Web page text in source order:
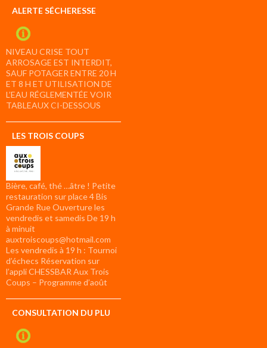
ALERTE SÉCHERESSE
NIVEAU CRISE TOUT
ARROSAGE EST INTERDIT,
SAUF POTAGER ENTRE 20 H
ET 8 H ET UTILISATION DE
L’EAU RÉGLEMENTÉE VOIR
TABLEAUX CI-DESSOUS
LES TROIS COUPS
Bière, café, thé …âtre ! Petite
restauration sur place 4 Bis
Grande Rue Ouverture les
vendredis et samedis De 19 h
à minuit
auxtroiscoups@hotmail.com
Les vendredis à 19 h : Tournoi
d’échecs Réservation sur
l’appli CHESSBAR Aux Trois
Coups – Programme d’août
CONSULTATION DU PLU